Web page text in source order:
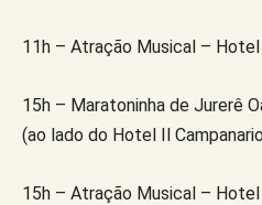
11h – Atração Musical –
15h – Maratoninha de Jurerê
(ao lado do Hotel Il
15h – Atração Musical –